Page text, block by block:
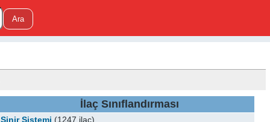
İlaç Sınıflandırması
Sinir Sistemi (1247 ilaç)